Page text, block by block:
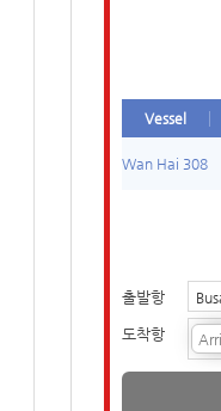
Vessel
Wan Hai 308
출발항
도착항